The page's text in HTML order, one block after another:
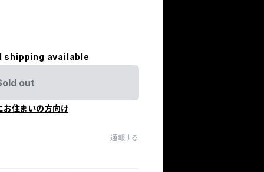
shipping available
out
お住まいの方向け
通報する